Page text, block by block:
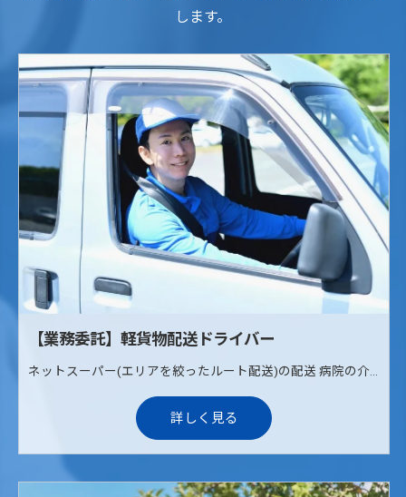
します。
【業務委託】軽貨物配送ドライバー
詳しく見る